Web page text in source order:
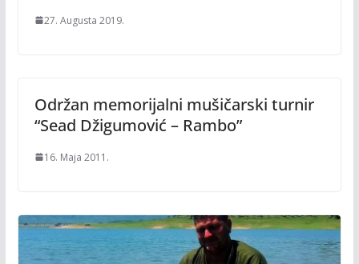
27. Augusta 2019.
Održan memorijalni mušičarski turnir
“Sead Džigumović – Rambo”
16. Maja 2011.